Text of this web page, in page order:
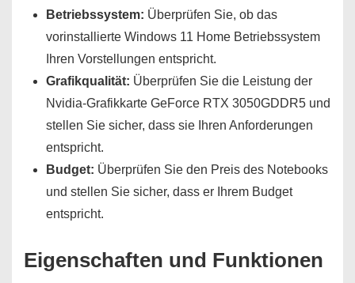
Betriebssystem: Überprüfen Sie, ob das
vorinstallierte Windows 11 Home Betriebssystem
Ihren Vorstellungen entspricht.
Grafikqualität: Überprüfen Sie die Leistung der
Nvidia-Grafikkarte GeForce RTX 3050GDDR5 und
stellen Sie sicher, dass sie Ihren Anforderungen
entspricht.
Budget: Überprüfen Sie den Preis des Notebooks
und stellen Sie sicher, dass er Ihrem Budget
entspricht.
Eigenschaften und Funktionen